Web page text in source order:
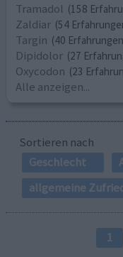
Tramadol (158
Zaldiar (54
Targin (40
Dipidolor (27
Oxycodon (23
Alle anzeigen...
Sortieren nach
Geschlecht
allgemeine
1